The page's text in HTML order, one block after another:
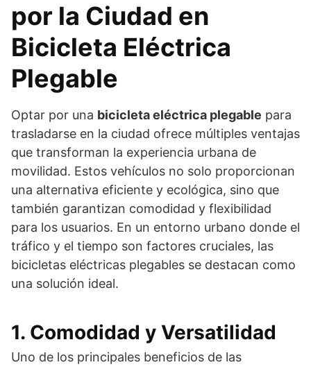
por la Ciudad en
Bicicleta Eléctrica
Plegable
Optar por una bicicleta eléctrica plegable para
trasladarse en la ciudad ofrece múltiples ventajas
que transforman la experiencia urbana de
movilidad. Estos vehículos no solo proporcionan
una alternativa eficiente y ecológica, sino que
también garantizan comodidad y flexibilidad
para los usuarios. En un entorno urbano donde el
tráfico y el tiempo son factores cruciales, las
bicicletas eléctricas plegables se destacan como
una solución ideal.
1. Comodidad y Versatilidad
Uno de los principales beneficios de las